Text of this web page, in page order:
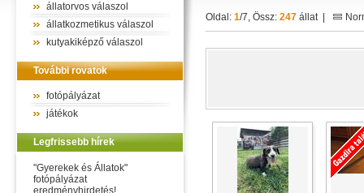
állatorvos válaszol
állatkozmetikus válaszol
kutyakiképző válaszol
További rovatok
fotópályázat
játékok
Legfrissebb hírek
"Gyerekek és Állatok"
fotópályázat
eredményhirdetés!
Oldal: 1/7, Össz: 247 állat |